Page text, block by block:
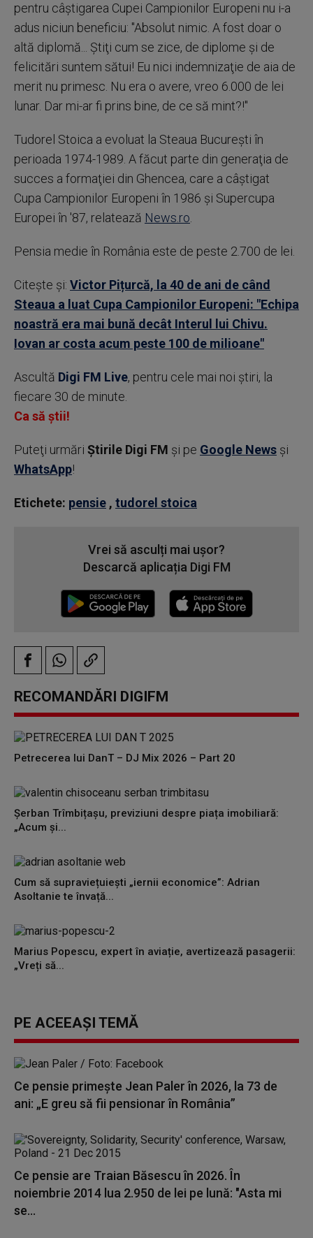
pentru câştigarea Cupei Campionilor Europeni nu i-a
adus niciun beneficiu: "Absolut nimic. A fost doar o
altă diplomă... Ştiţi cum se zice, de diplome şi de
felicitări suntem sătui! Eu nici indemnizaţie de aia de
merit nu primesc. Nu era o avere, vreo 6.000 de lei
lunar. Dar mi-ar fi prins bine, de ce să mint?!"
Tudorel Stoica a evoluat la Steaua Bucureşti în
perioada 1974-1989. A făcut parte din generaţia de
succes a formaţiei din Ghencea, care a câştigat
Cupa Campionilor Europeni în 1986 şi Supercupa
Europei în '87, relatează News.ro
Pensia medie în România este de peste 2.700 de lei.
Citește și: Victor Pițurcă, la 40 de ani de când
Steaua a luat Cupa Campionilor Europeni: "Echipa
noastră era mai bună decât Interul lui Chivu.
Iovan ar costa acum peste 100 de milioane"
Ascultă Digi FM Live, pentru cele mai noi știri, la
fiecare 30 de minute.
Ca să știi!
Puteţi urmări Știrile Digi FM şi pe Google News şi
WhatsApp!
Etichete: pensie , tudorel stoica
Vrei să asculți mai ușor?
Descarcă aplicația Digi FM
RECOMANDĂRI DIGIFM
Petrecerea lui DanT – DJ Mix 2026 – Part 20
Șerban Trîmbițașu, previziuni despre piața imobiliară:
„Acum și...
Cum să supraviețuiești „iernii economice”: Adrian
Asoltanie te învață...
Marius Popescu, expert în aviație, avertizează pasagerii:
„Vreți să...
PE ACEEAȘI TEMĂ
Ce pensie primește Jean Paler în 2026, la 73 de
ani: „E greu să fii pensionar în România”
Ce pensie are Traian Băsescu în 2026. În
noiembrie 2014 lua 2.950 de lei pe lună: "Asta mi
se...